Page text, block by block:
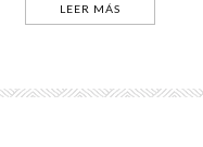
LEER MÁS